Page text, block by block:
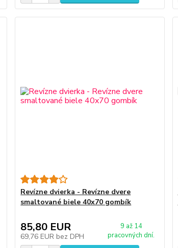
Revízne dvierka - Revízne dvere
smaltované biele 40x70 gombík
85,80 EUR
69,76 EUR bez DPH
9 až 14
pracovných dní.